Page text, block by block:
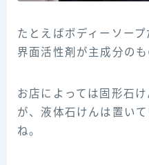
たとえばボディーソー
界面活性剤が主成分のも
お店によっては固形石
が、液体石けんは置い
ね。